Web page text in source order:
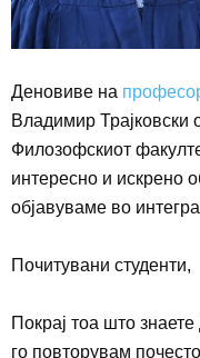
Деновиве на
Владимир Трајковски
Филозофскиот
интересно и искрено
објавуваме во
Почитувани студенти,
Покрај тоа што
го повторувам